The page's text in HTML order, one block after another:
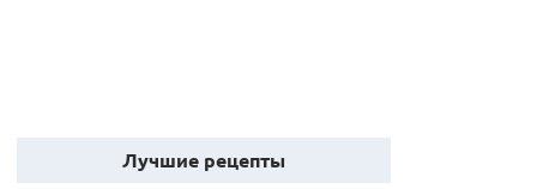
Лучшие рецепты